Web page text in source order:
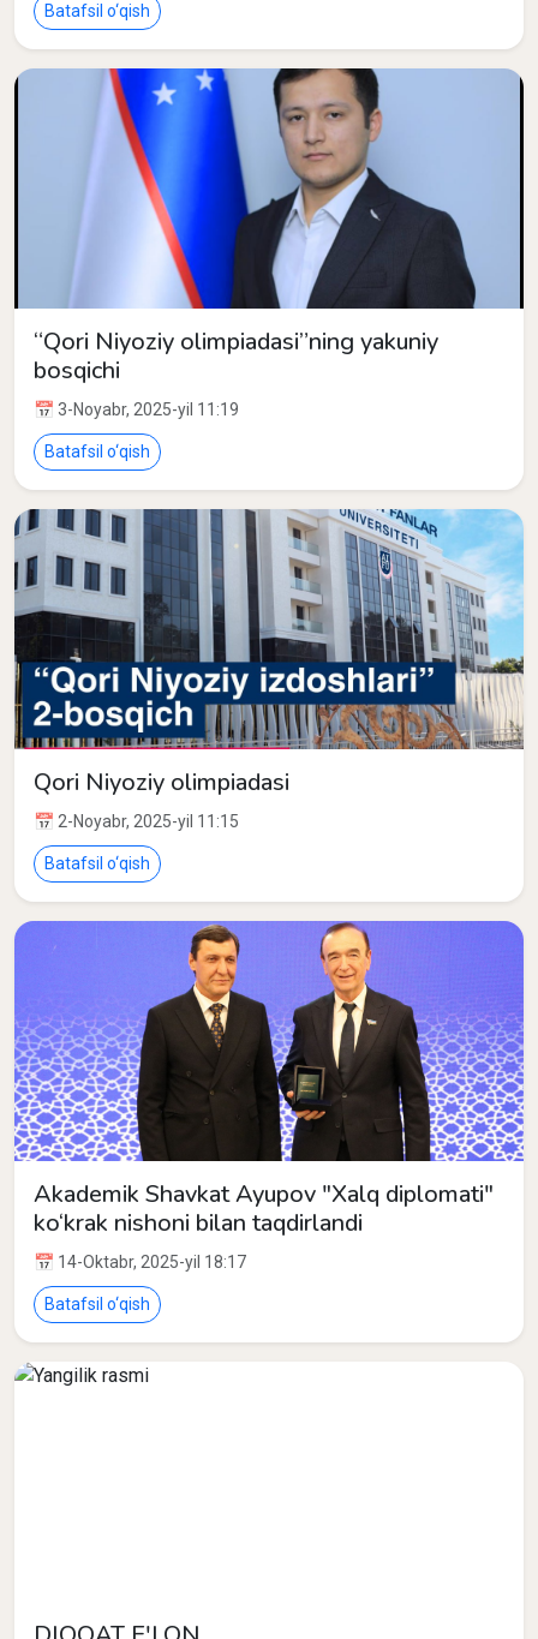
Batafsil o‘qish
“Qori Niyoziy olimpiadasi”ning yakuniy
bosqichi
📅 3-Noyabr, 2025-yil 11:19
Batafsil o‘qish
Qori Niyoziy olimpiadasi
📅 2-Noyabr, 2025-yil 11:15
Batafsil o‘qish
Akademik Shavkat Ayupov "Xalq diplomati"
ko‘krak nishoni bilan taqdirlandi
📅 14-Oktabr, 2025-yil 18:17
Batafsil o‘qish